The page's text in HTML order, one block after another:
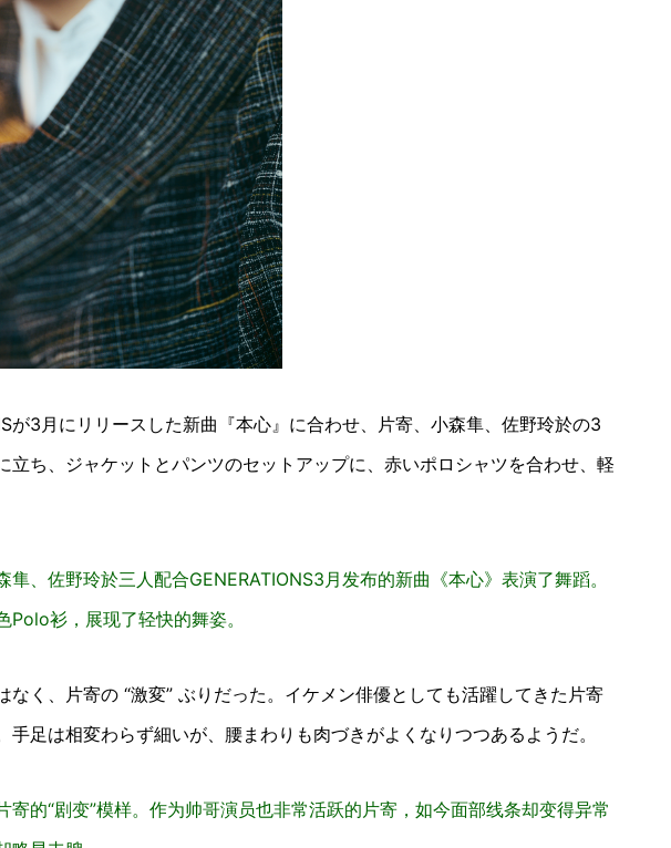
が3月にリリースした新曲『本心』に合わせ、片寄、小森隼、佐野玲於の3
立ち、ジャケットとパンツのセットアップに、赤いポロシャツを合わせ、軽
、佐野玲於三人配合GENERATIONS3月发布的新曲《本心》表演了舞蹈。
衫，展现了轻快的舞姿。
なく、片寄の “激変” ぶりだった。イケメン俳優としても活躍してきた片寄
足は相変わらず細いが、腰まわりも肉づきがよくなりつつあるようだ。
的“剧变”模样。作为帅哥演员也非常活跃的片寄，如今面部线条却变得异常